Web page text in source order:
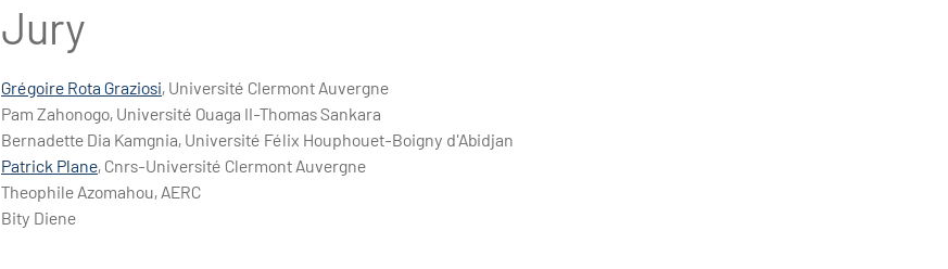
Jury
Grégoire Rota Graziosi, Université Clermont Auvergne
Pam Zahonogo, Université Ouaga II-Thomas Sankara
Bernadette Dia Kamgnia, Université Félix Houphouet-Boigny d'Abidjan
Patrick Plane, Cnrs-Université Clermont Auvergne
Theophile Azomahou, AERC
Bity Diene